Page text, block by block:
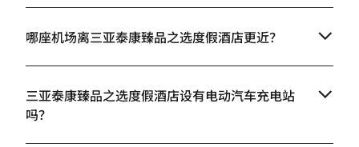
哪座机场离三亚泰康臻品之选度假酒店更近？
三亚泰康臻品之选度假酒店设有电动汽车充电站
吗？